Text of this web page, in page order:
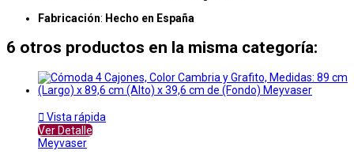
Fabricación: Hecho en España
6 otros productos en la misma categoría:
 Vista rápida
Ver Detalle
Meyvaser